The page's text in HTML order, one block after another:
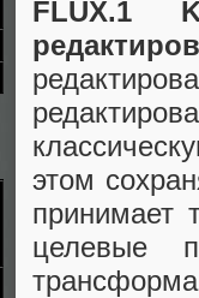
FLUX.1
этом
принимает
целевые